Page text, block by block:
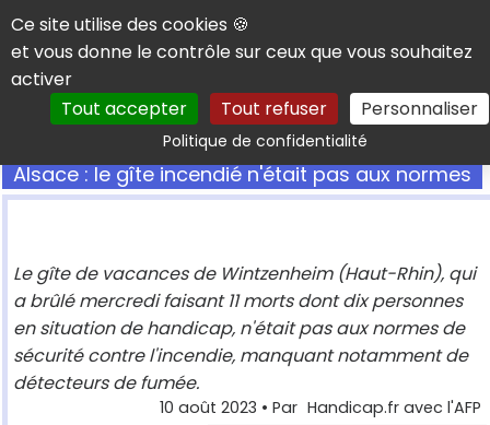
Panneau de gestion des cookies
Ce site utilise des cookies 🍪
et vous donne le contrôle sur ceux que vous souhaitez
activer
Tout accepter
Tout refuser Personnaliser
Politique de confidentialitéRechercher
Alsace : le gîte incendié n'était pas aux normes
Le gîte de vacances de Wintzenheim (Haut-Rhin), qui
a brûlé mercredi faisant 11 morts dont dix personnes
en situation de handicap, n'était pas aux normes de
sécurité contre l'incendie, manquant notamment de
détecteurs de fumée.
10 août 2023 • Par Handicap.fr avec l'AFP